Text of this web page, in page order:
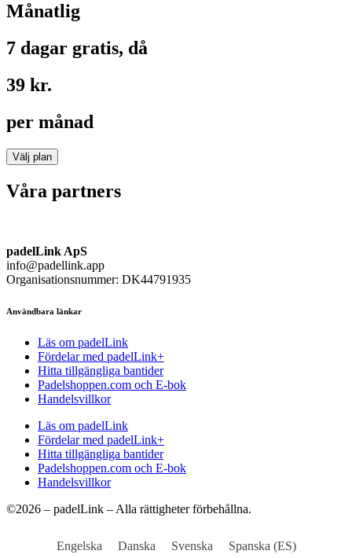
Månatlig
7 dagar gratis, då
39 kr.
per månad
Välj plan
Våra partners
padelLink ApS
info@padellink.app
Organisationsnummer: DK44791935
Användbara länkar
Läs om padelLink
Fördelar med padelLink+
Hitta tillgängliga bantider
Padelshoppen.com och E-bok
Handelsvillkor
Läs om padelLink
Fördelar med padelLink+
Hitta tillgängliga bantider
Padelshoppen.com och E-bok
Handelsvillkor
©2026 – padelLink – Alla rättigheter förbehållna.
Engelska Danska Svenska Spanska (ES)